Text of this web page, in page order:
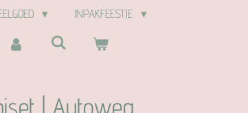
INPAKFEESTJE
| Autoweg